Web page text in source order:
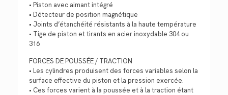
• Piston avec aimant intégré
• Détecteur de position magnétique
• Joints d’étanchéité résistants à la haute température
• Tige de piston et tirants en acier inoxydable 304 ou
316
FORCES DE POUSSÉE / TRACTION
• Les cylindres produisent des forces variables selon la
surface effective du piston et la pression exercée.
• Ces forces varient à la poussée et à la traction étant